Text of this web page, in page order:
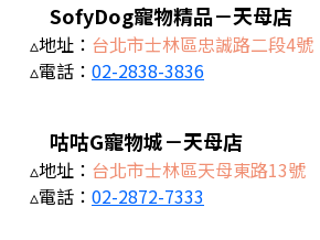
SofyDog寵物精品－天母店
▵地址： 台北市士林區忠誠路二段4號
▵電話： 02-2838-3836
咕咕G寵物城－天母店
▵地址： 台北市士林區天母東路13號
▵電話： 02-2872-7333